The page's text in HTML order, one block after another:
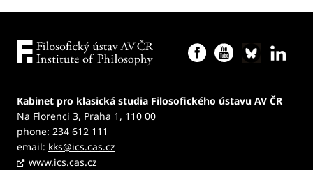
Kabinet pro klasická studia Filosofického ústavu AV ČR
Na Florenci 3, Praha 1, 110 00
phone: 234 612 111
email: kks@ics.cas.cz
www.ics.cas.cz